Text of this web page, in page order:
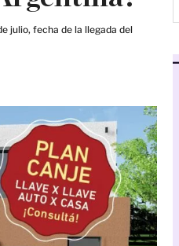
julio, fecha de la llegada del